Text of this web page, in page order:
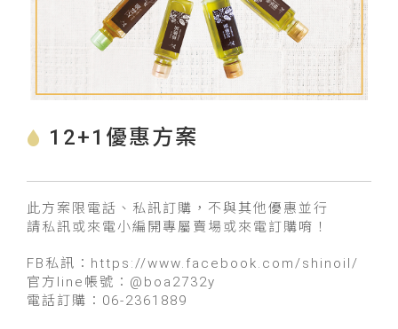
12+1優惠方案
此方案限電話、私訊訂購，不與其他優惠並行
請私訊或來電小編開專屬賣場或來電訂購唷！
FB私訊：https://www.facebook.com/shinoil/
官方line帳號：@boa2732y
電話訂購：06-2361889